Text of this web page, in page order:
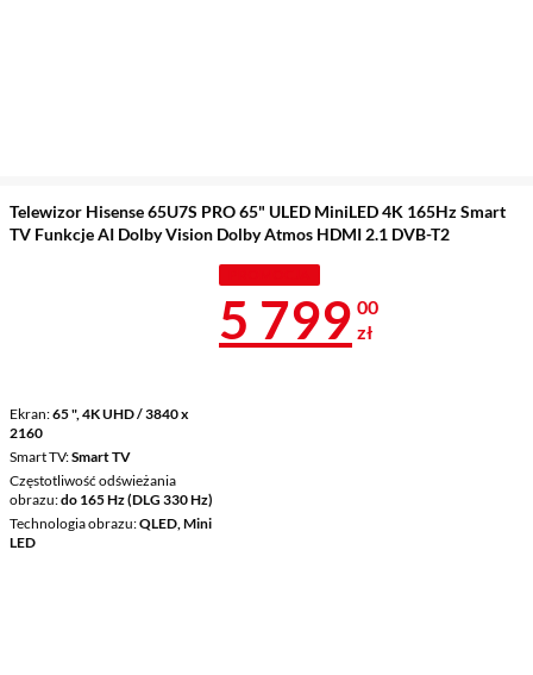
Telewizor Hisense 65U7S PRO 65" ULED MiniLED 4K 165Hz Smart
TV Funkcje AI Dolby Vision Dolby Atmos HDMI 2.1 DVB-T2
Ekran 65 ", 4K UHD / 3840 x
2160
Smart TV Smart TV
Częstotliwość odświeżania
obrazu do 165 Hz (DLG 330 Hz)
Technologia obrazu QLED, Mini
LED
Cena 5 799 zł
5 799 00
zł